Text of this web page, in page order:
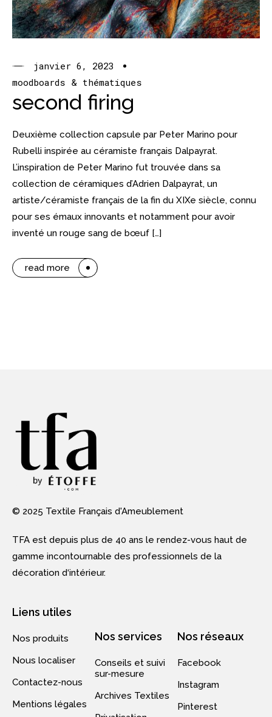
janvier 6, 2023
moodboards & thématiques
second firing
Deuxième collection capsule par Peter Marino pour
Rubelli inspirée au céramiste français Dalpayrat.
L’inspiration de Peter Marino fut trouvée dans sa
collection de céramiques d’Adrien Dalpayrat, un
artiste/céramiste français de la fin du XIXe siècle, connu
pour ses émaux innovants et notamment pour avoir
inventé un rouge sang de bœuf […]
read more
© 2025 Textile Français d'Ameublement
TFA est depuis plus de 40 ans le rendez-vous haut de
gamme incontournable des professionnels de la
décoration d‘intérieur.
Liens utiles
Nos produits
Nous localiser
Contactez-nous
Mentions légales
Nos services
Conseils et suivi
sur-mesure
Archives Textiles
Nos réseaux
Facebook
Instagram
Pinterest